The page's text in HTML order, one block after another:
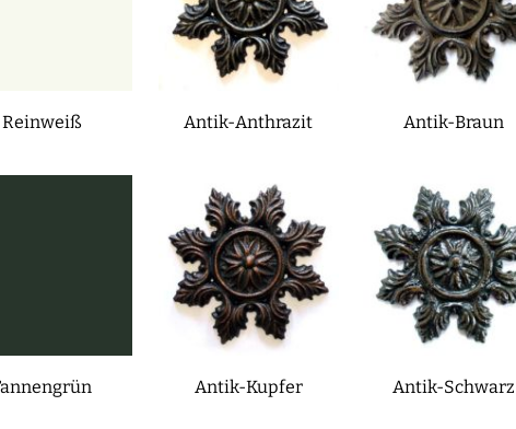
Reinweiß Antik-Anthrazit Antik-Braun
Antik-Kupfer Antik-Schwarz